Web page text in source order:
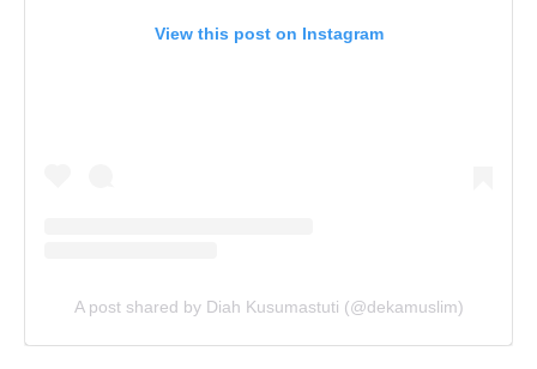
View this post on Instagram
A post shared by Diah Kusumastuti (@dekamuslim)